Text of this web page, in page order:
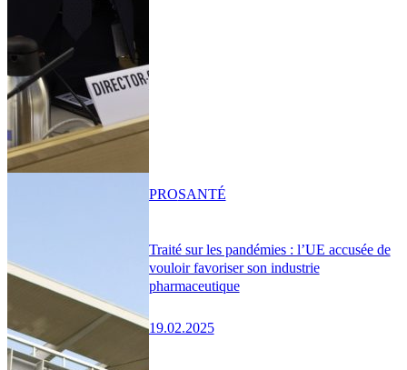
Traité sur les pandémies : l’UE accusée de
vouloir favoriser son industrie
pharmaceutique
19.02.2025
PROSANTÉ